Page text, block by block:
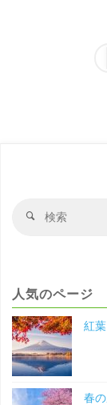
検
人気のページ
紅
春